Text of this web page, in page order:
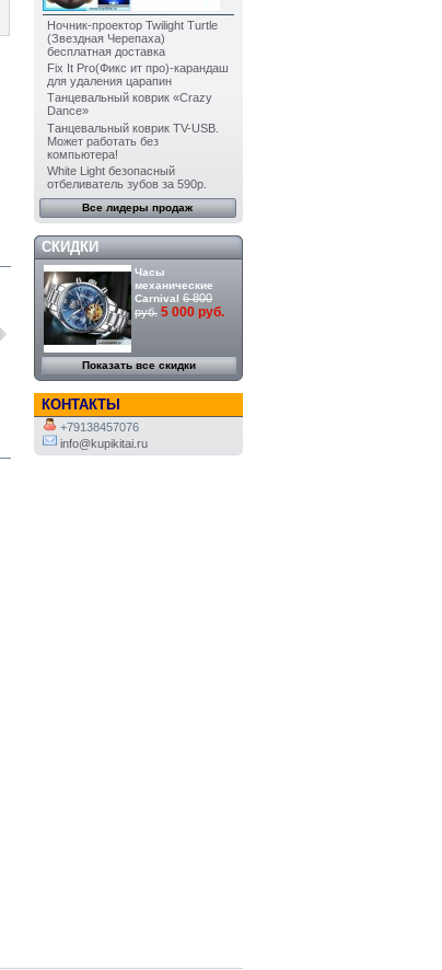
Ночник-проектор Twilight Turtle
(Звездная Черепаха)
бесплатная доставка
Fix It Pro(Фикс ит про)-карандаш
для удаления царапин
Танцевальный коврик «Crazy
Dance»
Танцевальный коврик TV-USB.
Может работать без
компьютера!
White Light безопасный
отбеливатель зубов за 590р.
Все лидеры продаж
СКИДКИ
Часы
механические
Carnival 6 800
руб. 5 000 руб.
Показать все скидки
КОНТАКТЫ
+79138457076
info@kupikitai.ru